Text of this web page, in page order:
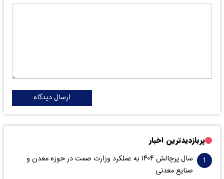
ارسال دیدگاه
پربازدیدترین اخبار
سال پرچالش ۱۴۰۴ به عملکرد وزارت صمت در حوزه معدن و
صنایع معدنی